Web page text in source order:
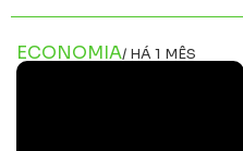
ECONOMIA/ HÁ 1 MÊS